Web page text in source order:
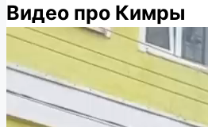
Видео про Кимры